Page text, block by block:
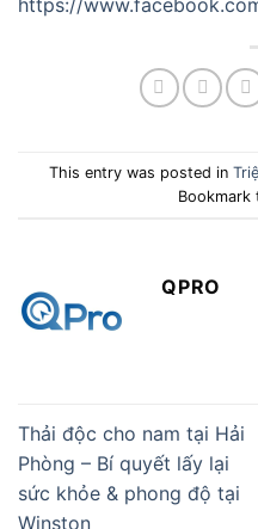
https://
This entry was posted in
Bookmark
QPRO
Thải độc cho nam tại Hải
Phòng – Bí quyết lấy lại
sức khỏe & phong độ tại
Winston